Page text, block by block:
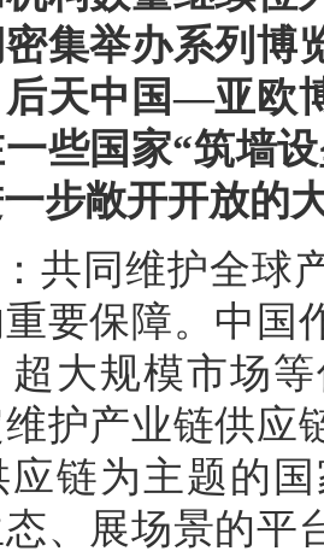
集举办系列
天中国—亚欧
些国家“筑墙
步敞开开放的
共同维护全球
要保障。中国
超大规模市场
护产业链供应
应链为主题的
、展场景的平